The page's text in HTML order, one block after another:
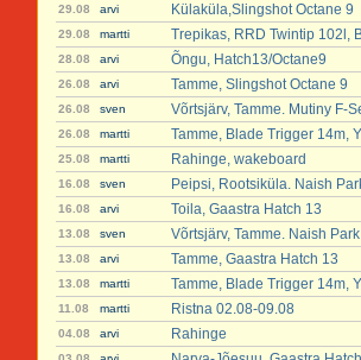
29.08 arvi Külaküla,Slingshot Octane 9
29.08 martti Trepikas, RRD Twintip 102l,
28.08 arvi Õngu, Hatch13/Octane9
26.08 arvi Tamme, Slingshot Octane 9
26.08 sven Võrtsjärv, Tamme. Mutiny F-
26.08 martti Tamme, Blade Trigger 14m,
25.08 martti Rahinge, wakeboard
16.08 sven Peipsi, Rootsiküla. Naish
16.08 arvi Toila, Gaastra Hatch 13
13.08 sven Võrtsjärv, Tamme. Naish
13.08 arvi Tamme, Gaastra Hatch 13
13.08 martti Tamme, Blade Trigger 14m,
11.08 martti Ristna 02.08-09.08
04.08 arvi Rahinge